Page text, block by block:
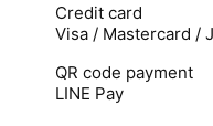
Credit card
Visa / Mastercard /
QR code payment
LINE Pay